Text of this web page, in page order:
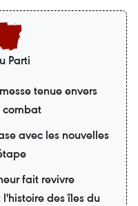
Parti
tenue envers
combat
avec les nouvelles
fait revivre
des îles du